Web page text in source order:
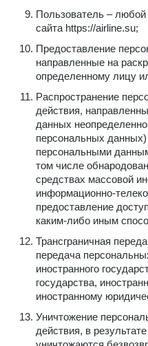
Пользователь – любой
сайта https://airline.su;
Предоставление
направленные на
определенному лицу
Распространение
действия,
данных
персональных
персональными
том числе
средствах массовой
информационно-
предоставление
каким-либо иным
Трансграничная
передача
иностранного
государства,
иностранному
Уничтожение
действия, в